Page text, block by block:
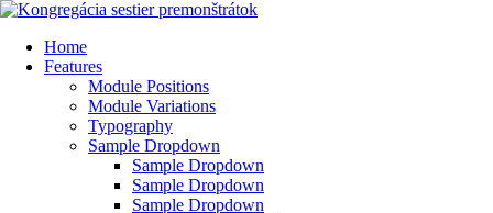
Home
Features
Module Positions
Module Variations
Typography
Sample Dropdown
Sample Dropdown
Sample Dropdown
Sample Dropdown